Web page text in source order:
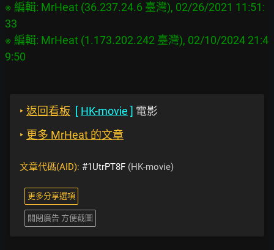
※ 編輯: MrHeat (36.237.24.6 臺灣), 02/26/2021 11:51:
33
※ 編輯: MrHeat (1.173.202.242 臺灣), 02/10/2024 21:4
‣ 返回看板 [ HK-movie ] 電影
‣ 更多 MrHeat 的文章
文章代碼(AID): #1UtrPT8F (HK-movie)
更多分享選項
關閉廣告 方便截圖